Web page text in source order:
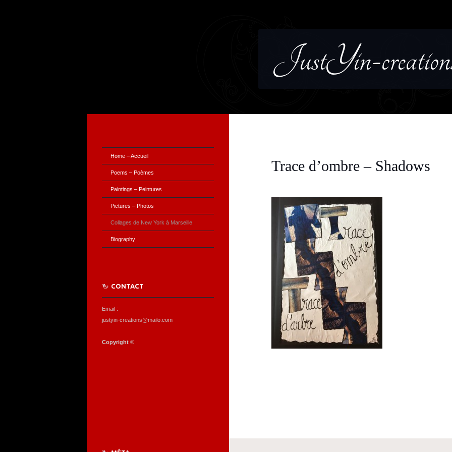
JustYin-
Trace d’ombre – Shadows
Home – Accueil
Poems – Poèmes
Paintings – Peintures
Pictures – Photos
Collages de New York à Marseille
Biography
CONTACT
Email :
justyin-creations@mailo.com
Copyright ©️